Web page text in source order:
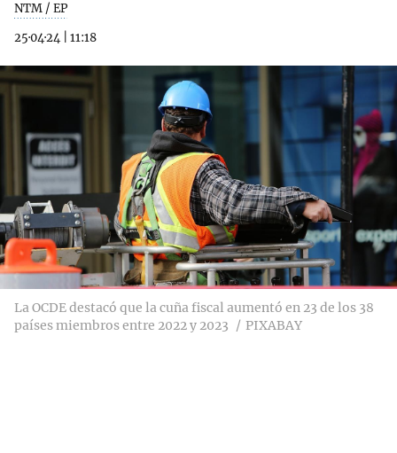
NTM / EP
25·04·24
11:18
La OCDE destacó que la cuña fiscal aumentó en 23 de los 38
países miembros entre 2022 y 2023
PIXABAY